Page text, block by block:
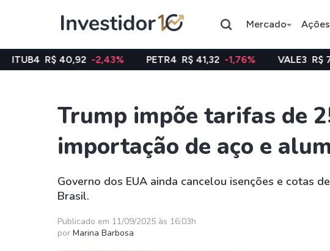
Mercado Ações
Assuntos do momento
Índice
Ibovespa
Ação
Petrobras
Ação
Bradesco
Ações
Taesa
Itausa
XPML11
-2,43% PETR4 R$ 41,32 -1,76% VALE3 R$ 74,65 -1,01%
Trump impõe tarifas de
importação de aço e
Governo dos EUA ainda cancelou isenções e cotas
Brasil.
Publicado em 11/09/2025 às 16:03h
por Marina Barbosa